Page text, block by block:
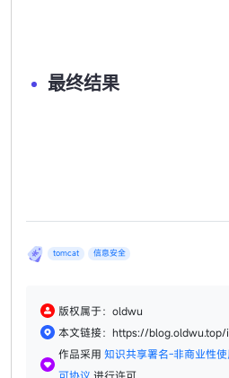
最终结果
tomcat 信息安全
版权属于：oldwu
本文链接：https://
作品采用 知识共享署名-非商业性